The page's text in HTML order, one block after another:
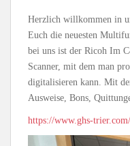
Herzlich willkommen in
Euch die neuesten
bei uns ist der Ricoh Im
Scanner, mit dem man
digitalisieren kann. Mit
Ausweise, Bons,
https://www.ghs-